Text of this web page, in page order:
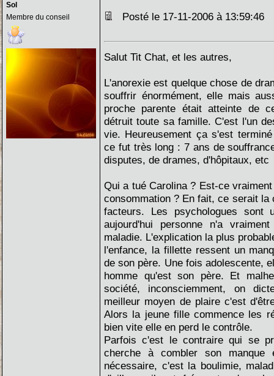
Sol
Membre du conseil
Posté le 17-11-2006 à 13:59:46
Salut Tit Chat, et les autres,
L'anorexie est quelque chose de
souffrir énormément, elle mais
proche parente était atteinte de
détruit toute sa famille. C'est l'un
vie. Heureusement ça s'est
ce fut très long : 7 ans de
disputes, de drames, d'hôpitaux, etc
Qui a tué Carolina ? Est-ce
consommation ? En fait, ce serait la
facteurs. Les psychologues sont
aujourd'hui personne n'a
maladie. L'explication la plus
l'enfance, la fillette ressent un
de son père. Une fois adolescente,
homme qu'est son père. Et
société, inconsciemment, on
meilleur moyen de plaire c'est
Alors la jeune fille commence les
bien vite elle en perd le contrôle.
Parfois c'est le contraire qui se
cherche à combler son manque
nécessaire, c'est la boulimie,